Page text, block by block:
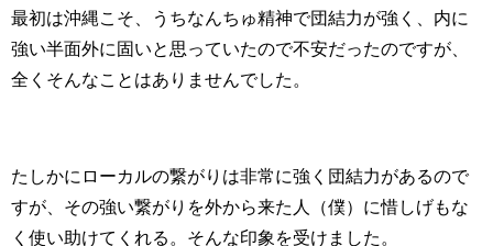
最初は沖縄こそ、うちなんちゅ精神で団結力が強く、内に
強い半面外に固いと思っていたので不安だったのですが、
全くそんなことはありませんでした。
たしかにローカルの繋がりは非常に強く団結力があるので
すが、その強い繋がりを外から来た人（僕）に惜しげもな
く使い助けてくれる。そんな印象を受けました。